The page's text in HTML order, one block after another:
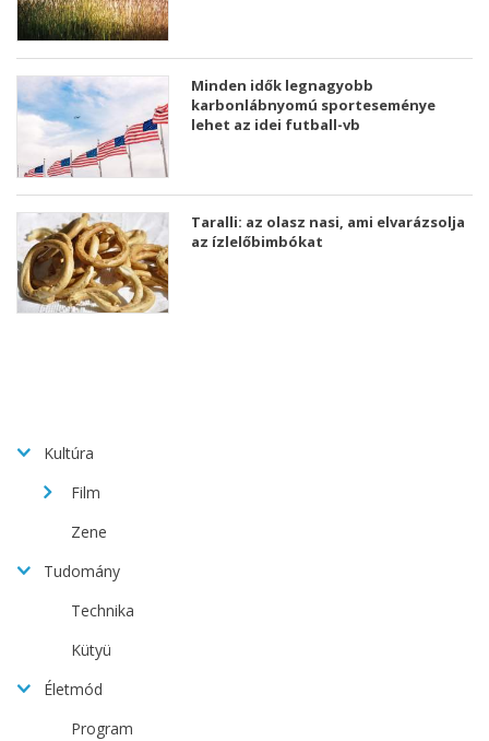
Minden idők legnagyobb
karbonlábnyomú sporteseménye
lehet az idei futball-vb
Taralli: az olasz nasi, ami elvarázsolja
az ízlelőbimbókat
Kultúra
Film
Zene
Tudomány
Technika
Kütyü
Életmód
Program